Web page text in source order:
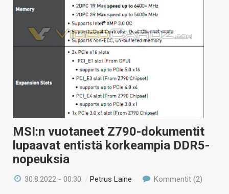
MSI:n vuotaneet Z790-dokumentit
lupaavat entistä korkeampia DDR5-
nopeuksia
30.8.2022 - 00:30 /Petrus Laine Kommentit (2)